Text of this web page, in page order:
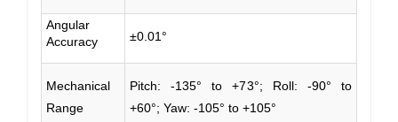
Angular
Accuracy
±0.01°
Mechanical
Range
Pitch: -135° to +73°; Roll: -90° to
+60°; Yaw: -105° to +105°